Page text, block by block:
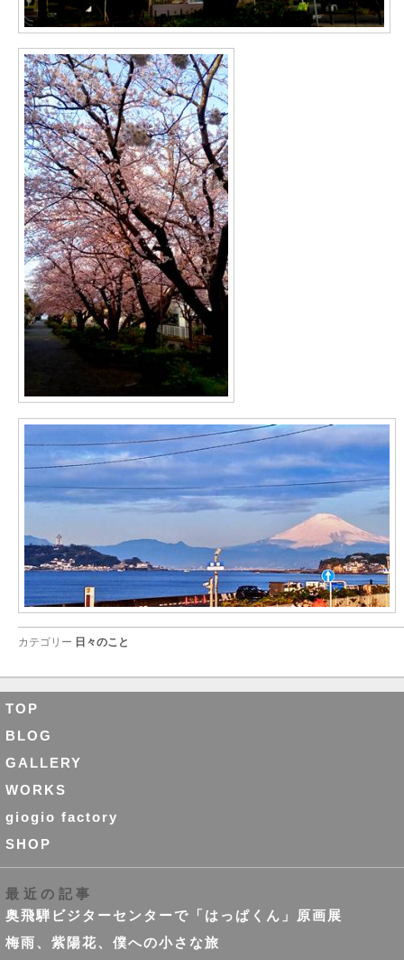
カテゴリー 日々のこと
TOP
BLOG
GALLERY
WORKS
giogio factory
SHOP
最近の記事
奥飛騨ビジターセンターで「はっぱくん」原画展
梅雨、紫陽花、僕への小さな旅